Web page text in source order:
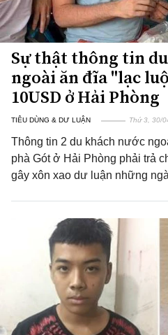
Sự thật thông tin
ngoài ăn đĩa "lạc
10USD ở Hải Phòng
TIÊU DÙNG & DƯ LUẬN Thứ 3, 30/
Thông tin 2 du khách nước
phà Gót ở Hải Phòng phải trả
gây xôn xao dư luận những